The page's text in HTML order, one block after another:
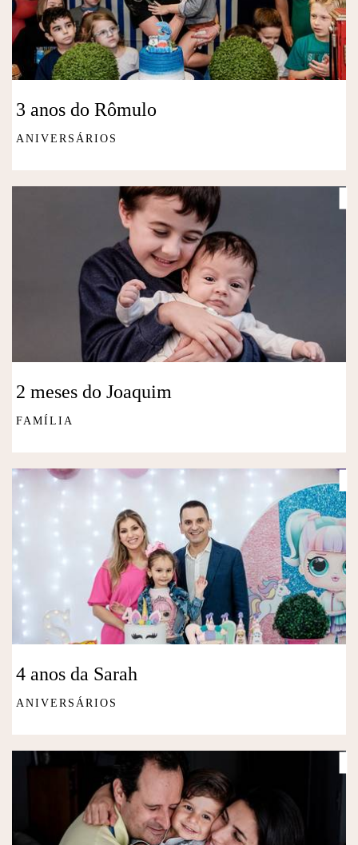
3 anos do Rômulo
ANIVERSÁRIOS
2 meses do Joaquim
FAMÍLIA
4 anos da Sarah
ANIVERSÁRIOS